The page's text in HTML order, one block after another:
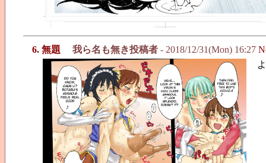
6. 無題 我ら名も無き投稿者 - 2018/12/31(Mon) 16:27